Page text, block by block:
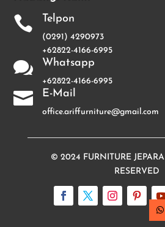
 Telpon
(0291) 4290973
+62822-4166-6995
 Whatsapp
+62822-4166-6995
 E-Mail
office.ariffurniture@gmail.com
© 2024 FURNITURE JEPARA
RESERVED